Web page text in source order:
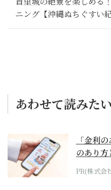
ニング【沖縄ぬちぐすい
あわせて読みたい
「金利
のあり方
PR(株式会